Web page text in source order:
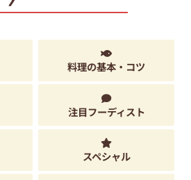
料理の基本・コツ
注目フーディスト
スペシャル